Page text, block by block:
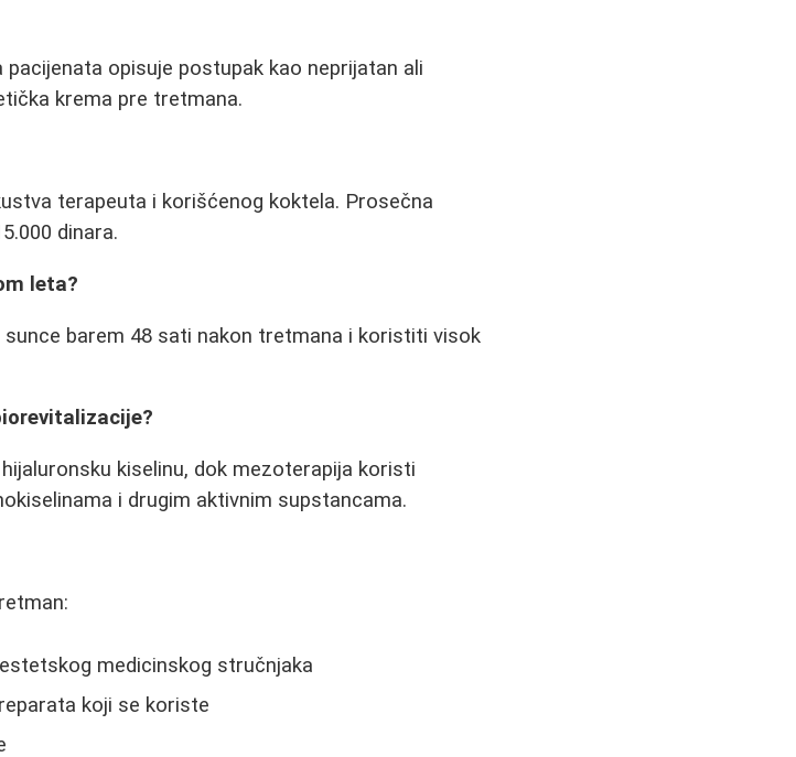
opisuje postupak kao neprijatan ali
krema pre tretmana.
terapeuta i korišćenog koktela. Prosečna
dinara.
leta?
barem 48 sati nakon tretmana i koristiti visok
kiselinu, dok mezoterapija koristi
i drugim aktivnim supstancama.
medicinskog stručnjaka
koji se koriste